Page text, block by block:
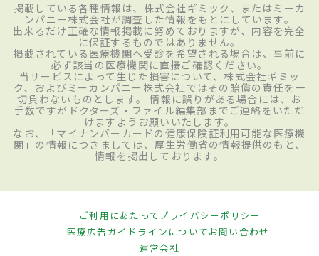
掲載している各種情報は、株式会社ギミック、またはミーカ
ンパニー株式会社が調査した情報をもとにしています。
出来るだけ正確な情報掲載に努めておりますが、内容を完全
に保証するものではありません。
掲載されている医療機関へ受診を希望される場合は、事前に
必ず該当の医療機関に直接ご確認ください。
当サービスによって生じた損害について、株式会社ギミッ
ク、およびミーカンパニー株式会社ではその賠償の責任を一
切負わないものとします。 情報に誤りがある場合には、お
手数ですがドクターズ・ファイル編集部までご連絡をいただ
けますようお願いいたします。
なお、「マイナンバーカードの健康保険証利用可能な医療機
関」の情報につきましては、厚生労働省の情報提供のもと、
情報を掲出しております。
ご利用にあたってプライバシーポリシー
医療広告ガイドラインについてお問い合わせ
運営会社